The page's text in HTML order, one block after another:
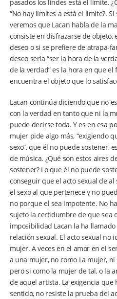
pasados los lindes está el límite.
“No hay límites a está el límite?.
veremos que Lacan habla de la
consiste en disfrazarse de objeto,
deseo o si se prefiere de atrapa-
deseo sería “ser la hora de la
de la verdad” es la hora en que
encuentra el objeto que lo
Lacan continúa diciendo que no
con la verdad en tanto que ni la
puede decirse toda. Y es en esa
mujer pide algo más, “exigiendo
sexo”, que él no puede sostener,
de música. ¿Qué son estos aires
sostener? Lo que él no puede
conseguir que el acto sexual de
el sexo al que pertenece y no
no porque el sea impotente. No
sujeto la certidumbre de que sea
imposibilidad Lacan la ha
relación sexual. El acto sexual no
mujer. A veces en el amor en el
a una mujer, no como La mujer,
pero si como la mujer de tal, o la
de aquel artista. La exigencia que
sentido, no resiste la prueba del